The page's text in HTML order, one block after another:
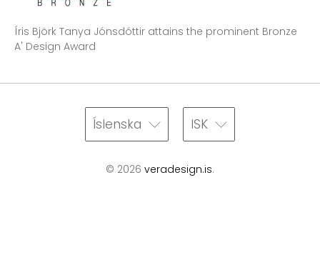
Íris Björk Tanya Jónsdóttir attains the prominent Bronze
A' Design Award
Íslenska ISK
© 2026 veradesign.is.